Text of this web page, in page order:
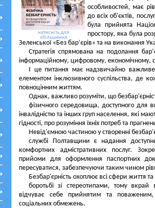
натисніть для
збільшення
особливостей, має
до всіх об'єктів,
була прийнята
простору, яка була
Зеленської «Без бар’єрів» та на виконання
Стратегія спрямована на подолання
інформаційному, цифровому, економічному,
І це питання має надзвичайно
елементом інклюзивного суспільства, де
повноцінним життям.
Однак, важливо розуміти, що
фізичного середовища, доступного для
інвалідністю та інших груп населення, які
гідності, про розуміння їхніх потреб та
Невід'ємною частиною у створенні
службі Полтавщини є надання
комфортних адмістративних послуг.
прийоми для оформлення паспортних
пересуватися, забезпечуючи таким чином
Безбар'єрність охоплює всі сфери життя та
боротьбі зі стереотипами, тому
відчуває себе прийнятим та
соціальних обмежень.